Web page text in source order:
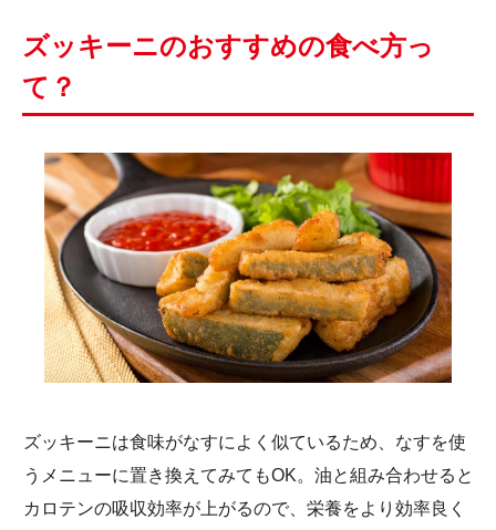
ズッキーニのおすすめの食べ方っ
て？
ズッキーニは食味がなすによく似ているため、なすを使
うメニューに置き換えてみてもOK。油と組み合わせると
カロテンの吸収効率が上がるので、栄養をより効率良く